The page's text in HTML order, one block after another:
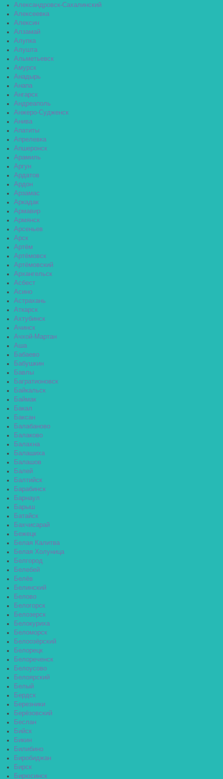
Александровск-Сахалинский
Алексеевка
Алексин
Алзамай
Алупка
Алушта
Альметьевск
Амурск
Анадырь
Анапа
Ангарск
Андреаполь
Анжеро-Судженск
Анива
Апатиты
Апрелевка
Апшеронск
Арамиль
Аргун
Ардатов
Ардон
Арзамас
Аркадак
Армавир
Армянск
Арсеньев
Арск
Артём
Артёмовск
Артёмовский
Архангельск
Асбест
Асино
Астрахань
Аткарск
Ахтубинск
Ачинск
Ачхой-Мартан
Аша
Бабаево
Бабушкин
Бавлы
Багратионовск
Байкальск
Баймак
Бакал
Баксан
Балабаново
Балаково
Балахна
Балашиха
Балашов
Балей
Балтийск
Барабинск
Барнаул
Барыш
Батайск
Бахчисарай
Бежецк
Белая Калитва
Белая Холуница
Белгород
Белебей
Белёв
Белинский
Белово
Белогорск
Белозерск
Белокуриха
Беломорск
Белоозёрский
Белорецк
Белореченск
Белоусово
Белоярский
Белый
Бердск
Березники
Берёзовский
Беслан
Бийск
Бикин
Билибино
Биробиджан
Бирск
Бирюсинск